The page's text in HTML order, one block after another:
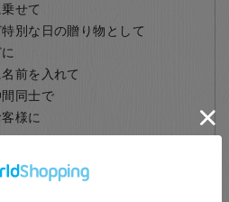
せて
別な日の贈り物として
前を入れて
同士で
様に
名入れについて詳しくはこちら